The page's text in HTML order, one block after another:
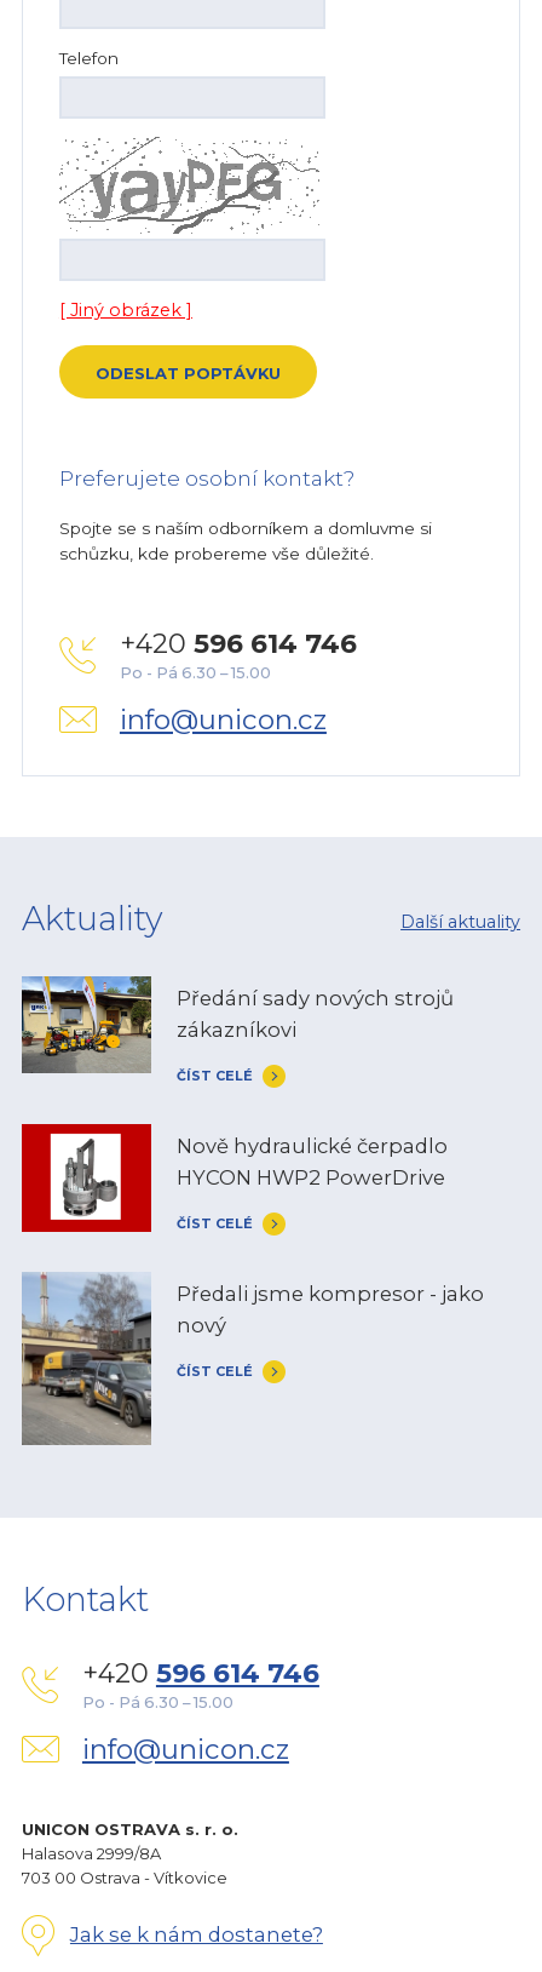
Telefon
[ Jiný obrázek ]
Preferujete osobní kontakt?
Spojte se s naším odborníkem a domluvme si
schůzku, kde probereme vše důležité.
+420 596 614 746
Po - Pá 6.30 – 15.00
info@unicon.cz
Další aktuality
Aktuality
Předání sady nových strojů
zákazníkovi
ČÍST CELÉ
Nově hydraulické čerpadlo
HYCON HWP2 PowerDrive
ČÍST CELÉ
Předali jsme kompresor - jako
nový
ČÍST CELÉ
Kontakt
+420 596 614 746
Po - Pá 6.30 – 15.00
info@unicon.cz
UNICON OSTRAVA s. r. o.
Halasova 2999/8A
703 00 Ostrava - Vítkovice
Jak se k nám dostanete?